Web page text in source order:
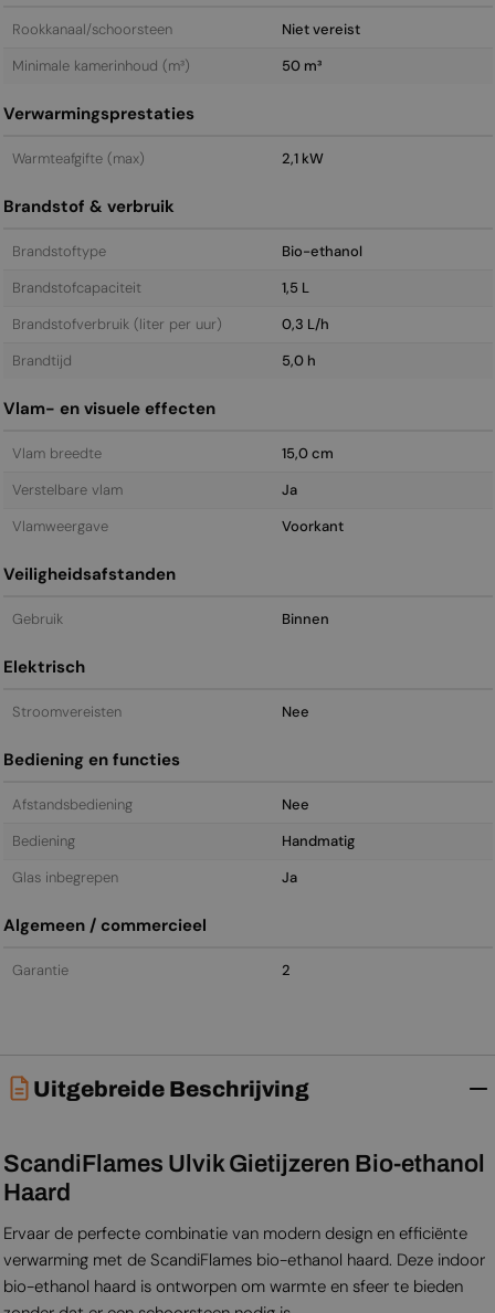
Rookkanaal/schoorsteen
Niet vereist
Minimale kamerinhoud (m³)
50 m³
Verwarmingsprestaties
Warmteafgifte (max) 2,1 kW
Brandstof & verbruik
Brandstoftype
Bio-ethanol
Brandstofcapaciteit
1,5 L
Brandstofverbruik (liter per uur)
0,3 L/h
Brandtijd
5,0 h
Vlam- en visuele effecten
Vlam breedte
15,0 cm
Verstelbare vlam
Ja
Vlamweergave
Voorkant
Veiligheidsafstanden
Gebruik Binnen
Elektrisch
Stroomvereisten Nee
Bediening en functies
Afstandsbediening
Nee
Bediening
Handmatig
Glas inbegrepen
Ja
Algemeen / commercieel
Garantie 2
Uitgebreide Beschrijving
ScandiFlames Ulvik Gietijzeren Bio-ethanol
Haard
Ervaar de perfecte combinatie van modern design en efficiënte
verwarming met de ScandiFlames bio-ethanol haard. Deze indoor
bio-ethanol haard is ontworpen om warmte en sfeer te bieden